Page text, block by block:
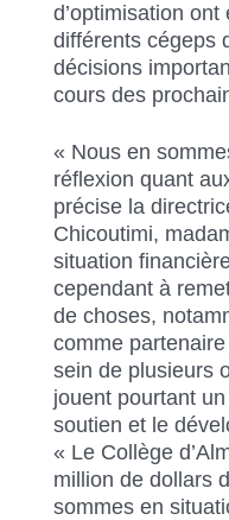
d’optimisation
différents cégeps
décisions
cours des
« Nous en
réflexion quant
précise la
Chicoutimi,
situation
cependant à
de choses,
comme
sein de plusieurs
jouent pourtant
soutien et le
« Le Collège
million de dollars
sommes en